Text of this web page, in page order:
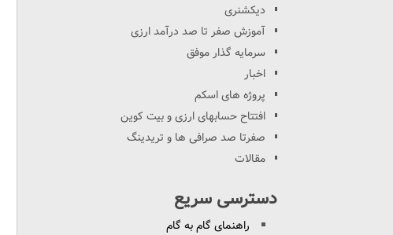
دیکشنری
آموزش صفر تا صد درآمد ارزی
سرمایه گذار موفق
اخبار
پروژه های اسکم
افتتاح حسابهای ارزی و بیت کوین
صفرتا صد صرافی ها و تریدینگ
مقالات
دسترسی سریع
راهنمای گام به گام